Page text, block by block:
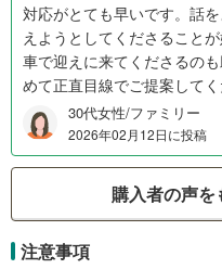
対応がとても早いです。話
えようとしてくださること
車で迎えに来てくださるの
めて正直目線でご提案してく
30代女性/ファミリー
2026年02月12日に投稿
購入者の声を
注意事項